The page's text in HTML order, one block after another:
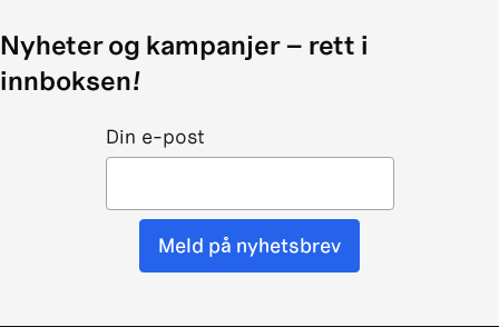
Nyheter og kampanjer – rett i
innboksen!
Din e-post
Meld på nyhetsbrev